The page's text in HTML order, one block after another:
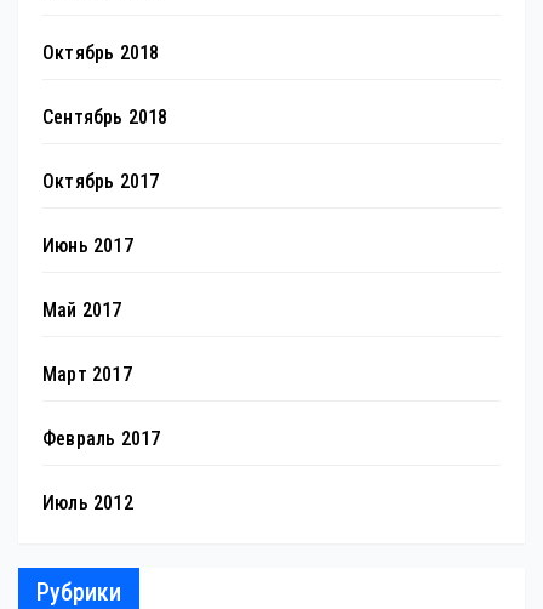
Октябрь 2018
Сентябрь 2018
Октябрь 2017
Июнь 2017
Май 2017
Март 2017
Февраль 2017
Июль 2012
Рубрики